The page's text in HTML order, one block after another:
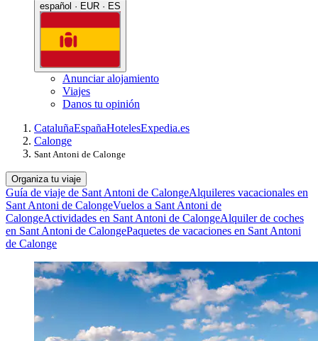
español · EUR · ES
Anunciar alojamiento
Viajes
Danos tu opinión
CataluñaEspañaHotelesExpedia.es
Calonge
Sant Antoni de Calonge
Organiza tu viaje
Guía de viaje de Sant Antoni de CalongeAlquileres vacacionales en
Sant Antoni de CalongeVuelos a Sant Antoni de
CalongeActividades en Sant Antoni de CalongeAlquiler de coches
en Sant Antoni de CalongePaquetes de vacaciones en Sant Antoni
de Calonge